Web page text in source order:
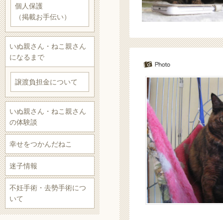
個人保護
（掲載お手伝い）
いぬ親さん・ねこ親さん
になるまで
譲渡負担金について
いぬ親さん・ねこ親さん
の体験談
幸せをつかんだねこ
迷子情報
不妊手術・去勢手術につ
いて